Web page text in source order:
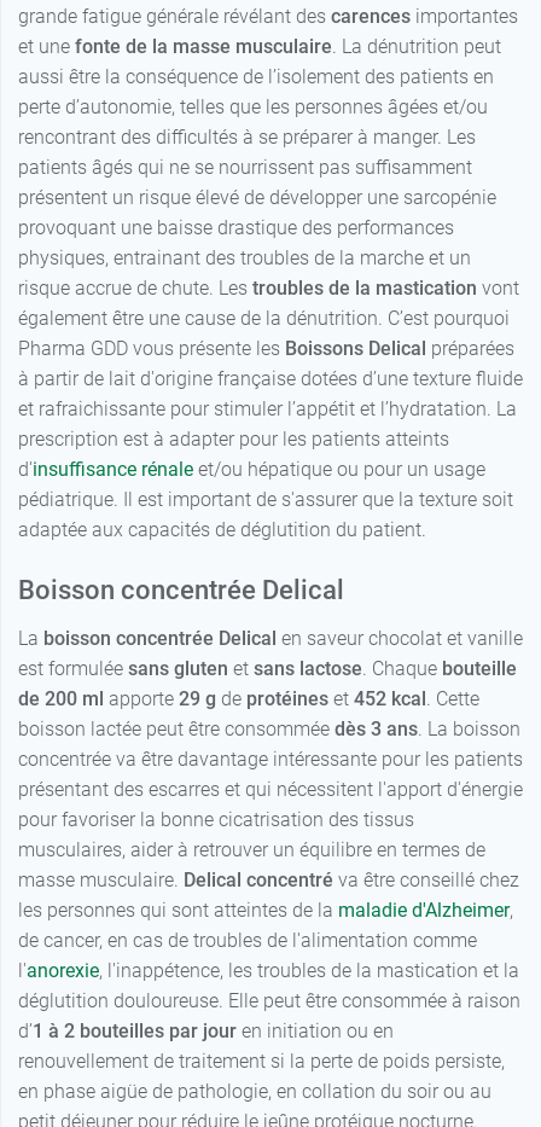
Chocolat 10,99 €
Caramel 10,99 €
Café 10,99 €
Pêche Abricot 10,99 €
Fraise 10,99 €
Caramel 8,99 €
Vanille 8,99 €
Fruits rouges 8,99 €
grande fatigue générale révélant des carences importantes
et une fonte de la masse musculaire. La dénutrition peut
aussi être la conséquence de l’isolement des patients en
perte d’autonomie, telles que les personnes âgées et/ou
rencontrant des difficultés à se préparer à manger. Les
patients âgés qui ne se nourrissent pas suffisamment
présentent un risque élevé de développer une sarcopénie
provoquant une baisse drastique des performances
physiques, entrainant des troubles de la marche et un
risque accrue de chute. Les troubles de la mastication vont
également être une cause de la dénutrition. C’est pourquoi
Pharma GDD vous présente les Boissons Delical préparées
à partir de lait d'origine française dotées d’une texture fluide
et rafraichissante pour stimuler l’appétit et l’hydratation. La
prescription est à adapter pour les patients atteints
d'insuffisance rénale et/ou hépatique ou pour un usage
pédiatrique. Il est important de s'assurer que la texture soit
adaptée aux capacités de déglutition du patient.
Boisson concentrée Delical
La boisson concentrée Delical en saveur chocolat et vanille
est formulée sans gluten et sans lactose. Chaque bouteille
de 200 ml apporte 29 g de protéines et 452 kcal . Cette
boisson lactée peut être consommée dès 3 ans. La boisson
concentrée va être davantage intéressante pour les patients
présentant des escarres et qui nécessitent l'apport d'énergie
pour favoriser la bonne cicatrisation des tissus
musculaires, aider à retrouver un équilibre en termes de
masse musculaire. Delical concentré va être conseillé chez
les personnes qui sont atteintes de la maladie d'Alzheimer,
de cancer, en cas de troubles de l'alimentation comme
l'anorexie, l'inappétence, les troubles de la mastication et la
déglutition douloureuse. Elle peut être consommée à raison
d’1 à 2 bouteilles par jour en initiation ou en
renouvellement de traitement si la perte de poids persiste,
en phase aigüe de pathologie, en collation du soir ou au
petit déjeuner pour réduire le jeûne protéique nocturne.